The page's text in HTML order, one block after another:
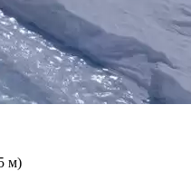
м)